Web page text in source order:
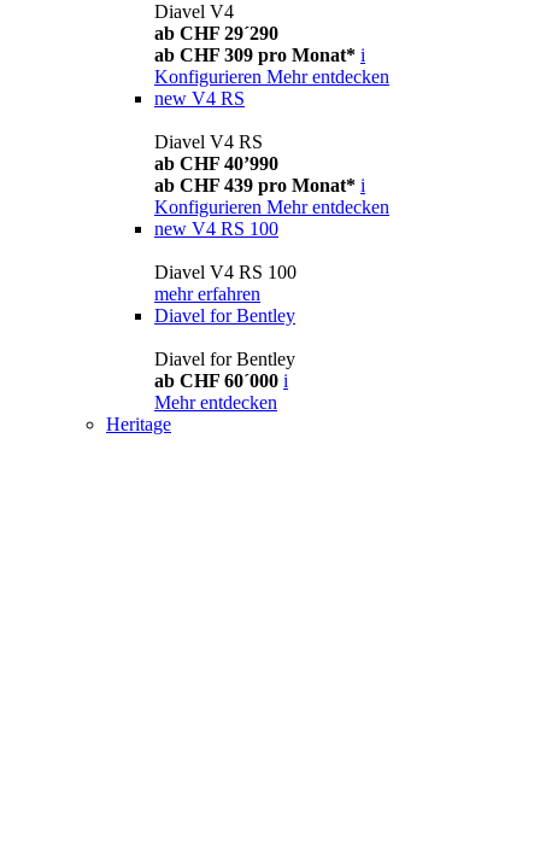
Diavel V4
ab CHF 29´290
ab CHF 309 pro Monat* i
Konfigurieren Mehr entdecken
new V4 RS
Diavel V4 RS
ab CHF 40’990
ab CHF 439 pro Monat* i
Konfigurieren Mehr entdecken
new V4 RS 100
Diavel V4 RS 100
mehr erfahren
Diavel for Bentley
Diavel for Bentley
ab CHF 60´000 i
Mehr entdecken
Heritage